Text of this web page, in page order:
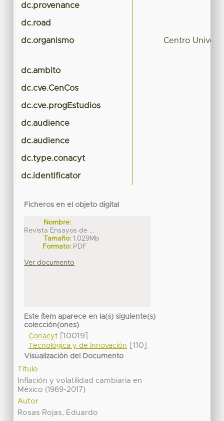
dc.provenance
dc.road
dc.organismo Centro
dc.ambito
dc.cve.CenCos
dc.cve.progEstudios
dc.audience
dc.audience
dc.type.conacyt
dc.identificator
Ficheros en el objeto digital
Nombre:
Revista Ensayos de ...
Tamaño: 1.029Mb
Formato: PDF
Ver documento
Este ítem aparece en la(s) siguiente(s)
colección(ones)
Conacyt[10019]
Tecnológica y de Innovación [110]
Visualización del Documento
Título
Inflación y volatilidad cambiaria en
México (1969-2017)
Autor
Rosas Rojas, Eduardo